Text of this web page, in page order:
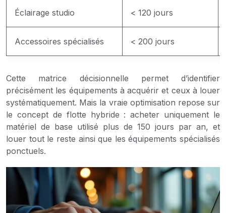
Éclairage studio < 120 jours
Accessoires spécialisés < 200 jours
Cette matrice décisionnelle permet d’identifier
précisément les équipements à acquérir et ceux à louer
systématiquement. Mais la vraie optimisation repose sur
le concept de flotte hybride : acheter uniquement le
matériel de base utilisé plus de 150 jours par an, et
louer tout le reste ainsi que les équipements spécialisés
ponctuels.